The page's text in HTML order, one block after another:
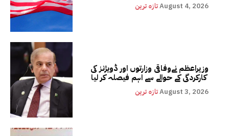
تازہ ترینAugust 4, 2026
وزیراعظم نےوفاقی وزارتوں اور ڈویژنز کی
کارکردگی کے حوالے سے اہم فیصلہ کر لیا
تازہ ترینAugust 3, 2026